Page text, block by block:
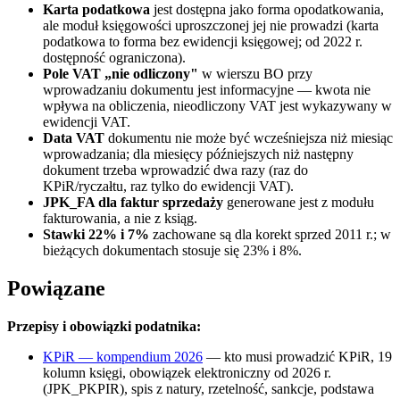
Karta podatkowa jest dostępna jako forma opodatkowania,
ale moduł księgowości uproszczonej jej nie prowadzi (karta
podatkowa to forma bez ewidencji księgowej; od 2022 r.
dostępność ograniczona).
Pole VAT „nie odliczony" w wierszu BO przy
wprowadzaniu dokumentu jest informacyjne — kwota nie
wpływa na obliczenia, nieodliczony VAT jest wykazywany w
ewidencji VAT.
Data VAT dokumentu nie może być wcześniejsza niż miesiąc
wprowadzania; dla miesięcy późniejszych niż następny
dokument trzeba wprowadzić dwa razy (raz do
KPiR/ryczałtu, raz tylko do ewidencji VAT).
JPK_FA dla faktur sprzedaży generowane jest z modułu
fakturowania, a nie z ksiąg.
Stawki 22% i 7% zachowane są dla korekt sprzed 2011 r.; w
bieżących dokumentach stosuje się 23% i 8%.
Powiązane
Przepisy i obowiązki podatnika:
KPiR — kompendium 2026 — kto musi prowadzić KPiR, 19
kolumn księgi, obowiązek elektroniczny od 2026 r.
(JPK_PKPIR), spis z natury, rzetelność, sankcje, podstawa